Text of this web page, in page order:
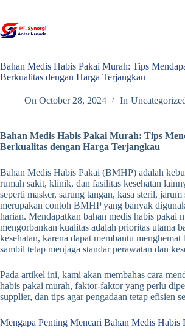
content
Bahan Medis Habis Pakai Murah: Tips
Berkualitas dengan Harga Terjangkau
On October 28, 2024 In
Bahan Medis Habis Pakai Murah: Tips
Berkualitas dengan Harga Terjangkau
Bahan Medis Habis Pakai (BMHP) adalah
rumah sakit, klinik, dan fasilitas kesehatan
seperti masker, sarung tangan, kasa steril,
merupakan contoh BMHP yang banyak
harian. Mendapatkan bahan medis habis pakai
mengorbankan kualitas adalah prioritas utama
kesehatan, karena dapat membantu menghemat
sambil tetap menjaga standar perawatan dan
Pada artikel ini, kami akan membahas cara
habis pakai murah, faktor-faktor yang perlu
supplier, dan tips agar pengadaan tetap efisien
Mengapa Penting Mencari Bahan Medis Habis